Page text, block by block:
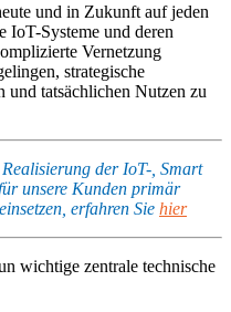
und in Zukunft auf jeden
IoT-Systeme und deren
Vernetzung
strategische
und tatsächlichen Nutzen zu
der IoT-, Smart
unsere Kunden primär
erfahren Sie hier
wichtige zentrale technische